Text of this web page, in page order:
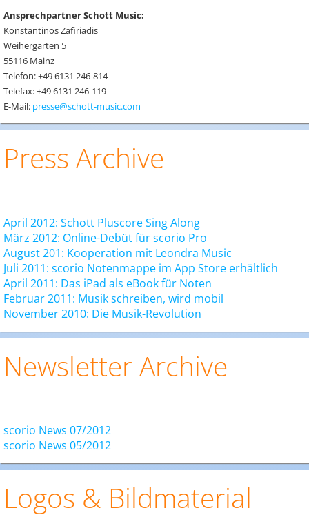
Ansprechpartner Schott Music:
Konstantinos Zafiriadis
Weihergarten 5
55116 Mainz
Telefon: +49 6131 246-814
Telefax: +49 6131 246-119
E-Mail: presse@schott-music.com
Press Archive
April 2012: Schott Pluscore Sing Along
März 2012: Online-Debüt für scorio Pro
August 201: Kooperation mit Leondra Music
Juli 2011: scorio Notenmappe im App Store erhältlich
April 2011: Das iPad als eBook für Noten
Februar 2011: Musik schreiben, wird mobil
November 2010: Die Musik-Revolution
Newsletter Archive
scorio News 07/2012
scorio News 05/2012
Logos & Bildmaterial